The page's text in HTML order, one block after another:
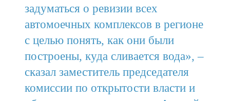
задуматься о ревизии всех
автомоечных комплексов в регионе
с целью понять, как они были
построены, куда сливается вода», –
сказал заместитель председателя
комиссии по открытости власти и